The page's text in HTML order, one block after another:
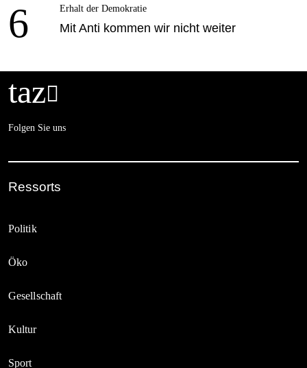
6 Erhalt der Demokratie
Mit Anti kommen wir nicht weiter
taz
Folgen Sie uns
Ressorts
Politik
Öko
Gesellschaft
Kultur
Sport